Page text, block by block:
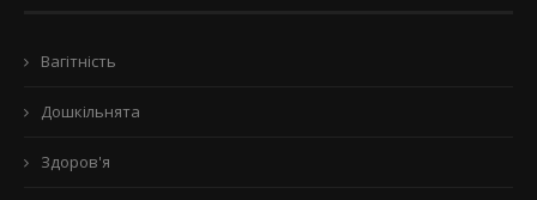
Вагітність
Дошкільнята
Здоров'я